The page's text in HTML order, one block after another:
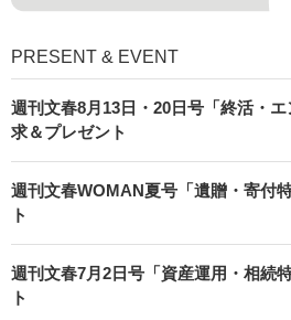
PRESENT & EVENT
週刊文春8月13日・20日号「終活・
求＆プレゼント
週刊文春WOMAN夏号「遺贈・寄付
ト
週刊文春7月2日号「資産運用・相続
ト